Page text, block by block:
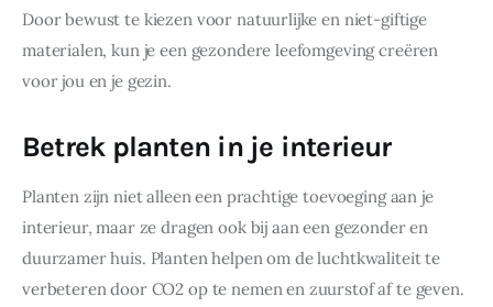
Door bewust te kiezen voor natuurlijke en niet-giftige
materialen, kun je een gezondere leefomgeving creëren
voor jou en je gezin.
Betrek planten in je interieur
Planten zijn niet alleen een prachtige toevoeging aan je
interieur, maar ze dragen ook bij aan een gezonder en
duurzamer huis. Planten helpen om de luchtkwaliteit te
verbeteren door CO2 op te nemen en zuurstof af te geven.